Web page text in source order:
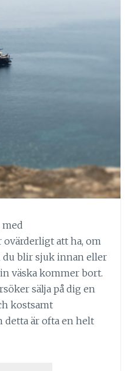
med
att ha, om
blir sjuk innan eller
väska kommer bort.
sälja på dig en
kostsamt
detta är ofta en helt